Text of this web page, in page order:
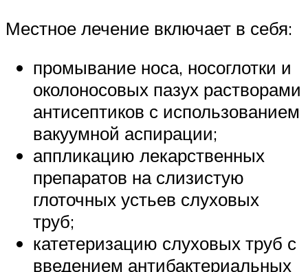
Местное лечение включает в себя:
промывание носа, носоглотки и
околоносовых пазух растворами
антисептиков с использованием
вакуумной аспирации;
аппликацию лекарственных
препаратов на слизистую
глоточных устьев слуховых
труб;
катетеризацию слуховых труб с
введением антибактериальных